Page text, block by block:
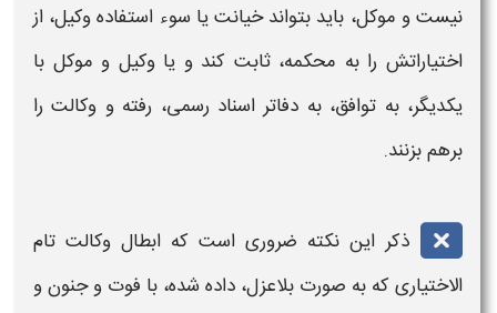
نیست و موکل، باید بتواند خیانت یا سوء استفاده وکیل، از
اختیاراتش را به محکمه، ثابت کند و یا وکیل و موکل با
یکدیگر، به توافق، به دفاتر اسناد رسمی، رفته و وکالت را
برهم بزنند.
ذکر این نکته ضروری است که ابطال وکالت تام
الاختیاری که به صورت بلاعزل، داده شده، با فوت و جنون و